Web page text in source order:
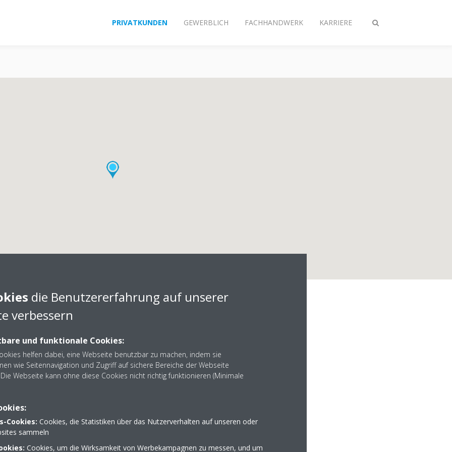
Suche
PRIVATKUNDEN GEWERBLICH FACHHANDWERK KARRIERE
Tom Wenzel
Tom Wenzel aus Dresden - Nehmen Sie Kontakt auf: 03512 017595
8
tomwenzel-dresden@t-online.de
die Benutzererfahrung auf unserer
verbessern
und funktionale Cookies:
helfen dabei, eine Webseite benutzbar zu machen, indem sie
wie Seitennavigation und Zugriff auf sichere Bereiche der Webseite
Webseite kann ohne diese Cookies nicht richtig funktionieren (Minimale
Cookies: Cookies, die Statistiken über das Nutzerverhalten auf unseren oder
sammeln
Cookies, um die Wirksamkeit von Werbekampagnen zu messen, und um